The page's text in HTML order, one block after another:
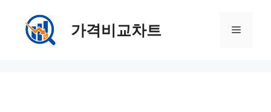
가격비교차트 메